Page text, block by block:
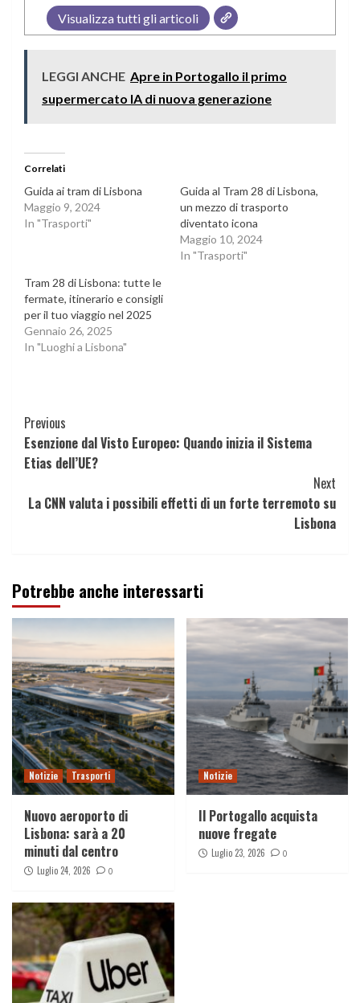
Visualizza tutti gli articoli
LEGGI ANCHE Apre in Portogallo il primo
supermercato IA di nuova generazione
Correlati
Guida ai tram di Lisbona
Maggio 9, 2024
In "Trasporti"
Guida al Tram 28 di Lisbona,
un mezzo di trasporto
diventato icona
Maggio 10, 2024
In "Trasporti"
Tram 28 di Lisbona: tutte le
fermate, itinerario e consigli
per il tuo viaggio nel 2025
Gennaio 26, 2025
In "Luoghi a Lisbona"
Continue
Reading
Previous
Esenzione dal Visto Europeo: Quando inizia il Sistema
Etias dell’UE?
Next
La CNN valuta i possibili effetti di un forte terremoto su
Lisbona
Potrebbe anche interessarti
Notizie Trasporti
Nuovo aeroporto di
Lisbona: sarà a 20
minuti dal centro
Luglio 24, 2026 0
Notizie
Il Portogallo acquista
nuove fregate
Luglio 23, 2026 0